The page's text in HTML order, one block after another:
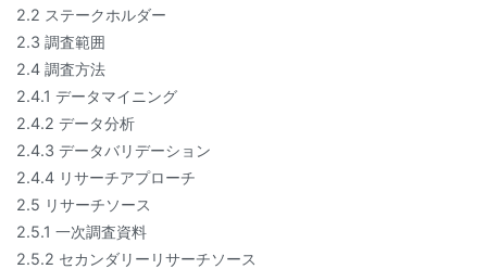
2.2 ステークホルダー
2.3 調査範囲
2.4 調査方法
2.4.1 データマイニング
2.4.2 データ分析
2.4.3 データバリデーション
2.4.4 リサーチアプローチ
2.5 リサーチソース
2.5.1 一次調査資料
2.5.2 セカンダリーリサーチソース